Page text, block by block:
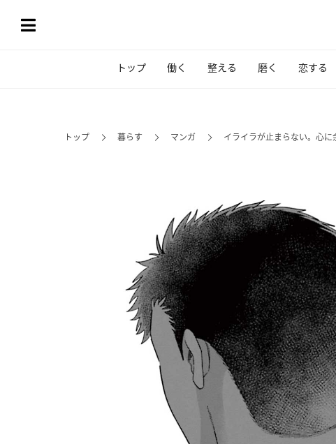
トップ 働く 整える 磨く 恋する
トップ 暮らす マンガ イライラが止まらない。心